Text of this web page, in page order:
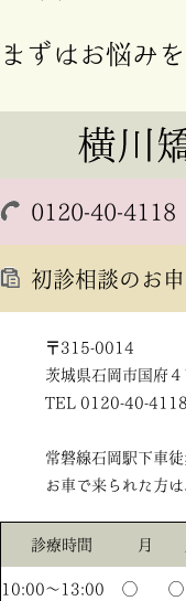
まずはお悩み
0120-40-4118
初診相談のお
〒315-0014
茨城県石岡市国府４
TEL 0120-40-
常磐線石岡駅下車
お車で来られた方
診療時間 月
10:00〜13:00 ◯ ◯